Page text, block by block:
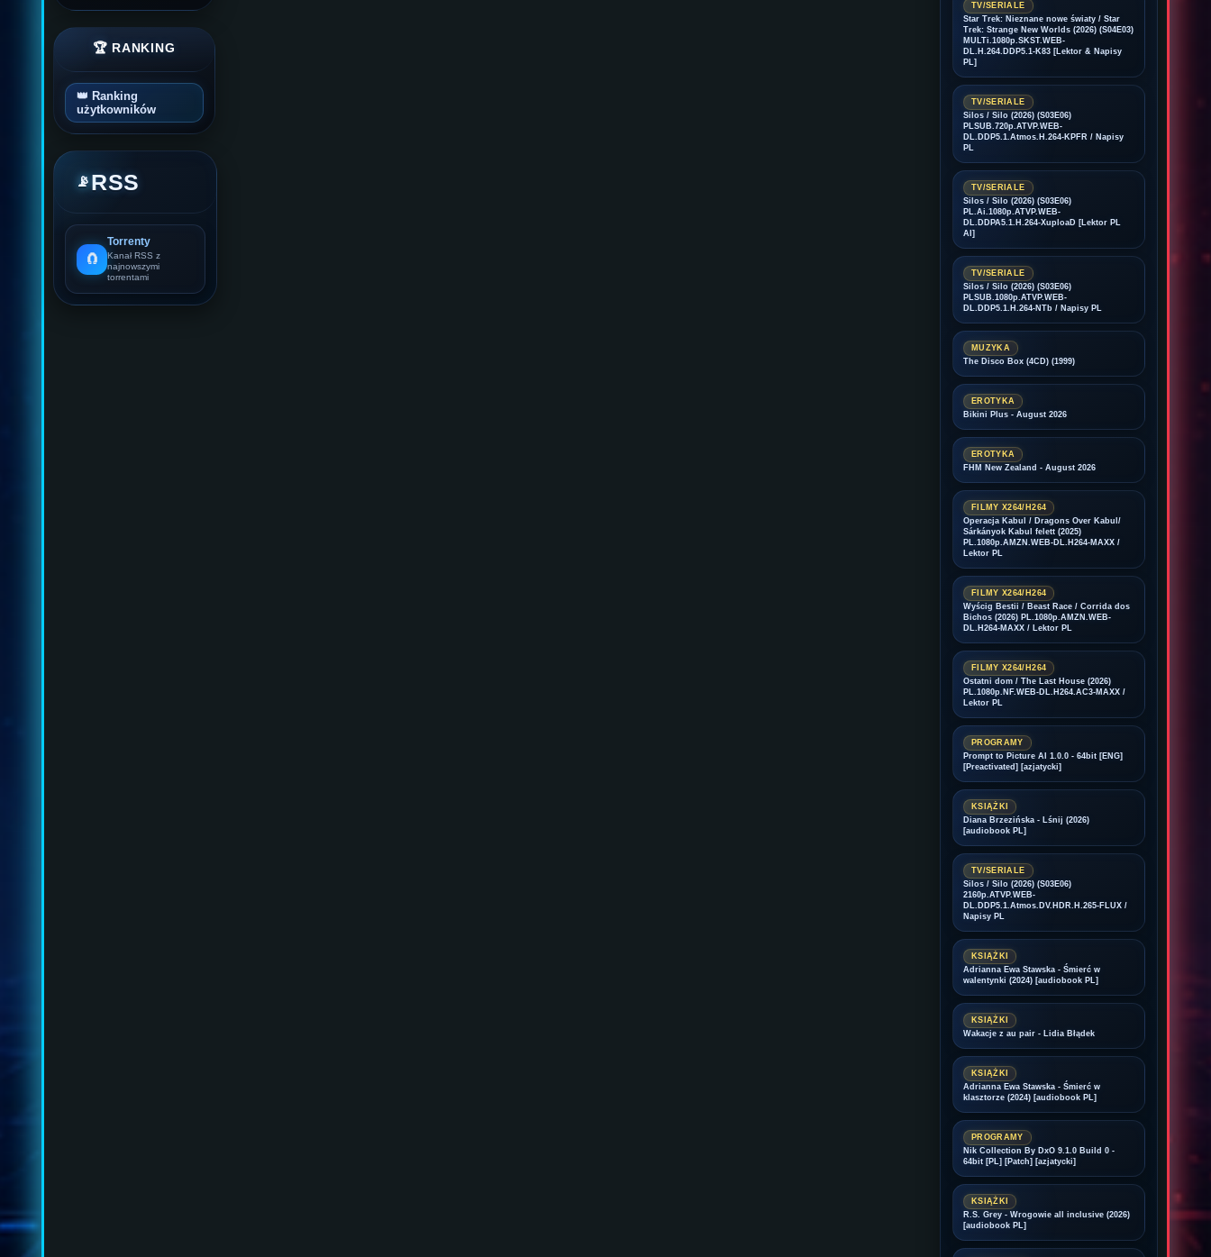
🏆 RANKING
👑 Ranking
użytkowników
📡RSS
🧲
Torrenty
Kanał RSS z
najnowszymi
torrentami
TV/SERIALE
Star Trek: Nieznane nowe światy / Star
Trek: Strange New Worlds (2026) (S04E03)
MULTi.1080p.SKST.WEB-
DL.H.264.DDP5.1-K83 [Lektor & Napisy
PL]
TV/SERIALE
Silos / Silo (2026) (S03E06)
PLSUB.720p.ATVP.WEB-
DL.DDP5.1.Atmos.H.264-KPFR / Napisy
PL
TV/SERIALE
Silos / Silo (2026) (S03E06)
PL.Ai.1080p.ATVP.WEB-
DL.DDPA5.1.H.264-XuploaD [Lektor PL
AI]
TV/SERIALE
Silos / Silo (2026) (S03E06)
PLSUB.1080p.ATVP.WEB-
DL.DDP5.1.H.264-NTb / Napisy PL
MUZYKA
The Disco Box (4CD) (1999)
EROTYKA
Bikini Plus - August 2026
EROTYKA
FHM New Zealand - August 2026
FILMY X264/H264
Operacja Kabul / Dragons Over Kabul/
Sárkányok Kabul felett (2025)
PL.1080p.AMZN.WEB-DL.H264-MAXX /
Lektor PL
FILMY X264/H264
Wyścig Bestii / Beast Race / Corrida dos
Bichos (2026) PL.1080p.AMZN.WEB-
DL.H264-MAXX / Lektor PL
FILMY X264/H264
Ostatni dom / The Last House (2026)
PL.1080p.NF.WEB-DL.H264.AC3-MAXX /
Lektor PL
PROGRAMY
Prompt to Picture AI 1.0.0 - 64bit [ENG]
[Preactivated] [azjatycki]
KSIĄŻKI
Diana Brzezińska - Lśnij (2026)
[audiobook PL]
TV/SERIALE
Silos / Silo (2026) (S03E06)
2160p.ATVP.WEB-
DL.DDP5.1.Atmos.DV.HDR.H.265-FLUX /
Napisy PL
KSIĄŻKI
Adrianna Ewa Stawska - Śmierć w
walentynki (2024) [audiobook PL]
KSIĄŻKI
Wakacje z au pair - Lidia Błądek
KSIĄŻKI
Adrianna Ewa Stawska - Śmierć w
klasztorze (2024) [audiobook PL]
PROGRAMY
Nik Collection By DxO 9.1.0 Build 0 -
64bit [PL] [Patch] [azjatycki]
KSIĄŻKI
R.S. Grey - Wrogowie all inclusive (2026)
[audiobook PL]